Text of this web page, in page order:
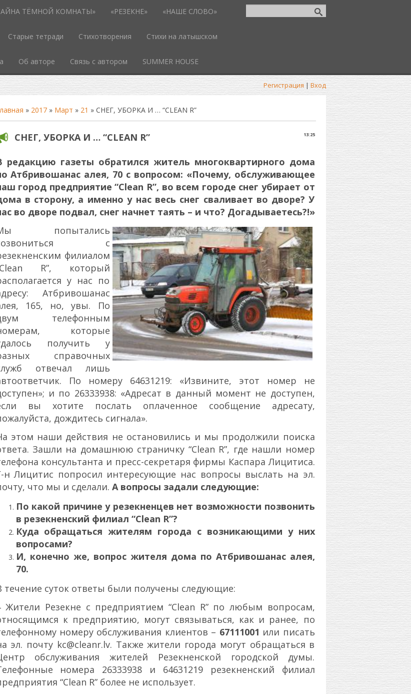
ТЁМНОЙ КОМНАТЫ» «РЕЗЕКНЕ» «НАШЕ СЛОВО»
Старые тетради Стихотворения Стихи на латышском
Об авторе Связь с автором SUMMER HOUSE
Регистрация | Вход
» 2017 » Март » 21 » СНЕГ, УБОРКА И … “CLEAN R”
13:25
СНЕГ, УБОРКА И … “CLEAN R”
редакцию газеты обратился житель многоквартирного дома
Атбривошанас алея, 70 с вопросом: «Почему, обслуживающее
город предприятие “Clean R”, во всем городе снег убирает от
в сторону, а именно у нас весь снег сваливает во дворе? У
во дворе подвал, снег начнет таять – и что? Догадываетесь?!»
попытались
с
филиалом
R”, который
у нас по
Атбривошанас
165, но, увы. По
телефонным
которые
получить у
справочных
отвечал лишь
По номеру 64631219: «Извините, этот номер не
и по 26333938: «Адресат в данный момент не доступен,
вы хотите послать оплаченное сообщение адресату,
дождитесь сигнала».
этом наши действия не остановились и мы продолжили поиска
Зашли на домашнюю страничку “Clean R”, где нашли номер
консультанта и пресс-секретаря фирмы Каспара Лицитиса.
н Лицитис попросил интересующие нас вопросы выслать на эл.
что мы и сделали. А вопросы задали следующие:
По какой причине у резекненцев нет возможности позвонить
в резекненский филиал “Clean R”?
Куда обращаться жителям города с возникающими у них
вопросами?
И, конечно же, вопрос жителя дома по Атбривошанас алея,
70.
течение суток ответы были получены следующие:
Жители Резекне с предприятием “Clean R” по любым вопросам,
к предприятию, могут связываться, как и ранее, по
номеру обслуживания клиентов – 67111001 или писать
эл. почту kc@cleanr.lv. Также жители города могут обращаться в
обслуживания жителей Резекненской городской думы.
номера 26333938 и 64631219 резекненский филиал
“Clean R” более не использует.